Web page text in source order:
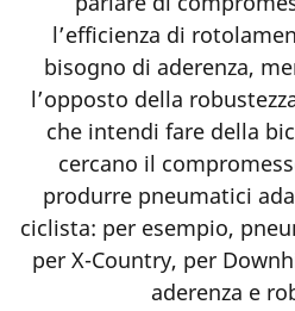
l’efficienza di
bisogno di aderenza,
l’opposto della
che intendi fare della
cercano il
produrre pneumatici
ciclista: per esempio,
per X-Country, per
aderenza e